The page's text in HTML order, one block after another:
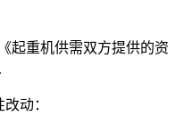
起重机供需双方提供的资
动：